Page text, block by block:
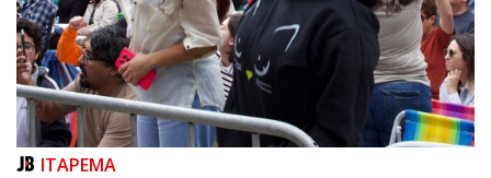
ITAPEMA